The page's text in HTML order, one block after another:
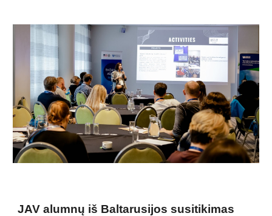
JAV alumnų iš Baltarusijos susitikimas